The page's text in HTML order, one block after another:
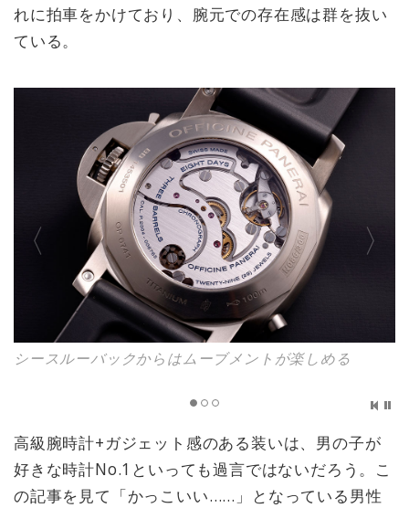
れに拍車をかけており、腕元での存在感は群を抜い
ている。
シースルーバックからはムーブメントが楽しめる
高級腕時計+ガジェット感のある装いは、男の子が
好きな時計No.1といっても過言ではないだろう。こ
の記事を見て「かっこいい……」となっている男性